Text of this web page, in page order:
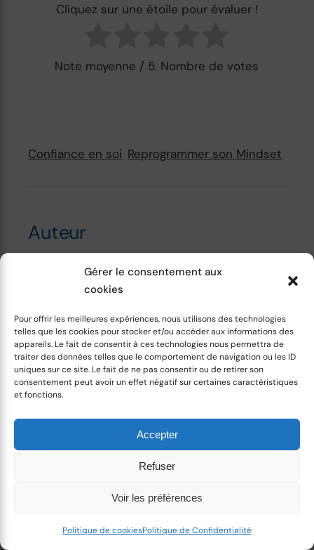
Gérer le consentement aux
cookies
Pour offrir les meilleures expériences, nous utilisons des technologies
telles que les cookies pour stocker et/ou accéder aux informations des
appareils. Le fait de consentir à ces technologies nous permettra de
traiter des données telles que le comportement de navigation ou les ID
uniques sur ce site. Le fait de ne pas consentir ou de retirer son
consentement peut avoir un effet négatif sur certaines caractéristiques
et fonctions.
Accepter
Refuser
Voir les préférences
Politique de cookiesPolitique de Confidentialité
Cliquez sur une étoile pour évaluer !
Note moyenne / 5. Nombre de votes
Confiance en soi Reprogrammer son Mindset
Auteur
Houefa Gbaguidi
Coach professionnelle, j'accompagne les
salarié·es en questionnement professionnel à
trouver un job aligné à leurs valeurs
personnelles 🧭 & leurs talents naturels 🌟.
l'architecte de votre de vie 🍃 Si vous vous
savez pas quelle pourrait être la prochaine